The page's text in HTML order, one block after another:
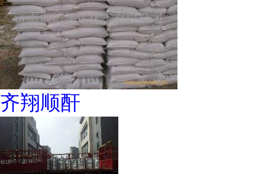
齐翔顺酐